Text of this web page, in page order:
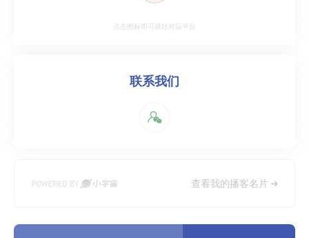
点击图标即可跳转对应平台
联系我们
查看我的播客名片